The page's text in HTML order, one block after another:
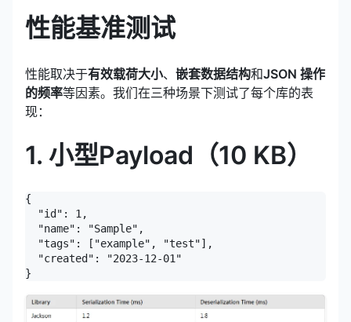
性能基准测试
性能取决于有效载荷大小、 嵌套数据结构和JSON 操作
的频率等因素。我们在三种场景下测试了每个库的表
现：
1. 小型Payload（10 KB）
{
  "id": 1,
  "name": "Sample",
  "tags": ["example", "test"],
  "created": "2023-12-01"
}